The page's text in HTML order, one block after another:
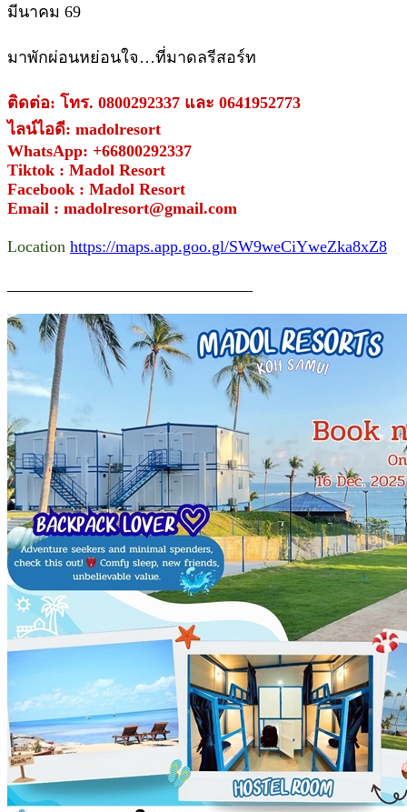
มีนาคม 69
มาพักผ่อนหย่อนใจ…ที่มาดลรีสอร์ท
ติดต่อ: โทร. 0800292337 และ 0641952773
ไลน์ไอดี: madolresort
WhatsApp: +66800292337
Tiktok : Madol Resort
Facebook : Madol Resort
Email : madolresort@gmail.com
Location https://maps.app.goo.gl/SW9weCiYweZka8xZ8